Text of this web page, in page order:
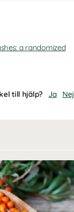
a randomized
till hjälp? Ja Nej